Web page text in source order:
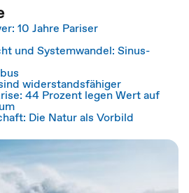
10 Jahre Pariser
und Systemwandel: Sinus-
widerstandsfähiger
44 Prozent legen Wert auf
Die Natur als Vorbild